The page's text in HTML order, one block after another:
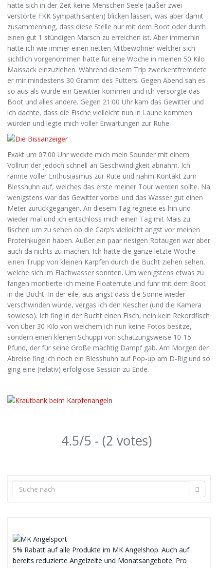
hatte sich in der Zeit keine Menschen Seele (außer zwei
verstörte FKK Sympathisanten) blicken lassen, was aber damit
zusammenhing, dass diese Stelle nur mit dem Boot oder durch
einen gut 1 stündigen Marsch zu erreichen ist. Aber immerhin
hatte ich wie immer einen netten Mitbewohner welcher sich
sichtlich vorgenommen hatte für eine Woche in meinen 50 Kilo
Maissack einzuziehen. Während diesem Trip zweckentfremdete
er mir mindestens 30 Gramm des Futters. Gegen Abend sah es
so aus als würde ein Gewitter kommen und ich versorgte das
Boot und alles andere. Gegen 21:00 Uhr kam das Gewitter und
ich dachte, dass die Fische vielleicht nun in Laune kommen
würden und legte mich voller Erwartungen zur Ruhe.
Exakt um 07:00 Uhr weckte mich mein Sounder mit einem
Vollrun der jedoch schnell an Geschwindigkeit abnahm. Ich
rannte voller Enthusiasmus zur Rute und nahm Kontakt zum
Blesshuhn auf, welches das erste meiner Tour werden sollte. Na
wenigstens war das Gewitter vorbei und das Wasser gut einen
Meter zurückgegangen. An diesem Tag regnete es hin und
wieder mal und ich entschloss mich einen Tag mit Mais zu
fischen um zu sehen ob die Carp’s vielleicht angst vor meinen
Proteinkugeln haben. Außer ein paar riesigen Rotaugen war aber
auch da nichts zu machen. Ich hatte die ganze letzte Woche
einen Trupp von kleinen Karpfen durch die Bucht ziehen sehen,
welche sich im Flachwasser sonnten. Um wenigstens etwas zu
fangen montierte ich meine Floaterrute und fuhr mit dem Boot
in die Bucht. In der eile, aus angst dass die Sonne wieder
verschwinden würde, vergas ich den Kescher (und die Kamera
sowieso). Ich fing in der Bucht einen Fisch, nein kein Rekordfisch
von über 30 Kilo von welchem ich nun keine Fotos besitze,
sondern einen kleinen Schuppi von schätzungsweise 10-15
Pfund, der für seine Größe mächtig Dampf gab. Am Morgen der
Abreise fing ich noch ein Blesshuhn auf Pop-up am D-Rig und so
ging eine (relativ) erfolglose Session zu Ende.
4.5/5 - (2 votes)
5% Rabatt auf alle Produkte im MK Angelshop. Auch auf
bereits reduzierte Angelzelte und Monatsangebote. Pro